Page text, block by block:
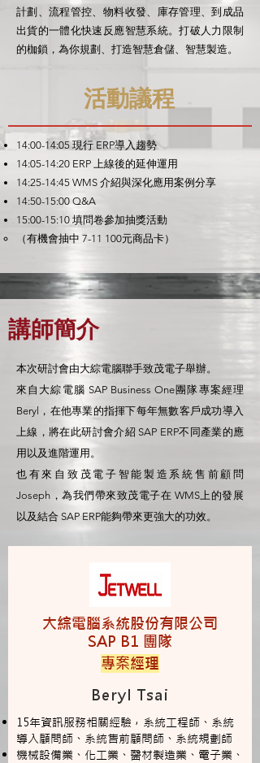
計劃、流程管控、物料收發、庫存管理、到成品
出貨的一體化快速反應智慧系統。打破人力限制
的枷鎖，為你規劃、打造智慧倉儲、智慧製造。
活動議程
14:00-14:05 現行 ERP導入趨勢
14:05-14:20 ERP 上線後的延伸運用
14:25-14:45 WMS 介紹與深化應用案例分享
14:50-15:00 Q&A
15:00-15:10 填問卷參加抽獎活動
（有機會抽中 7-11 100元商品卡）
​講師簡介
本次研討會由大綜電腦聯手致茂電子舉辦。
來自大綜電腦 SAP Business One團隊專案經理
Beryl，在他專業的指揮下每年無數客戶成功導入
上線，將在此研討會介紹 SAP ERP不同產業的應
用以及進階運用。
也有來自致茂電子智能製造系統售前顧問
Joseph，為我們帶來致茂電子在 WMS上的發展
以及結合 SAP ERP能夠帶來更強大的功效。
大綜電腦系統股份有限公司
SAP B1 團隊
專案經理
Beryl Tsai
15年資訊服務相關經驗，系統工程師、系統
導入顧問師、系統售前顧問師、系統規劃師
機械設備業、化工業、醫材製造業、電子業、